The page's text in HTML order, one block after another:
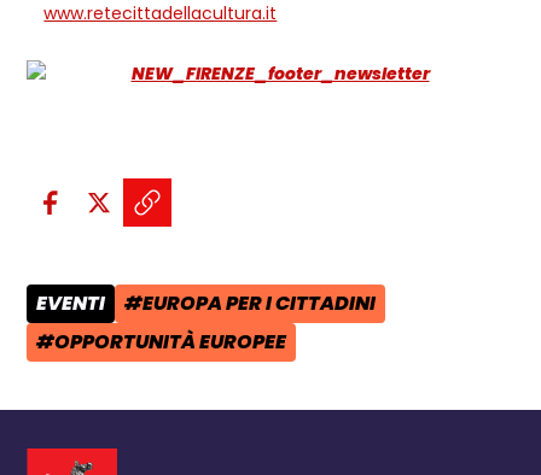
www.retecittadellacultura.it
Condividi sui social:
Condividi su Facebook - apre
Condividi su X - apre una
Copia il link e condividi -
CATEGORIA POST:
EVENTI TAG:
#EUROPA PER I CITTADINI
TAG:
#OPPORTUNITÀ EUROPEE